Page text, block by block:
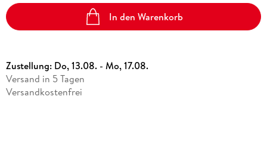
In den Warenkorb
Zustellung: Do, 13.08. - Mo, 17.08.
Versand in 5 Tagen
Versandkostenfrei